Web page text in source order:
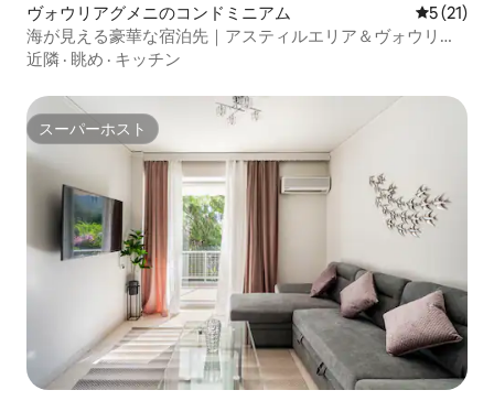
ヴォウリアグメニのコンドミニアム レビュー
5 (21)
海が見える豪華な宿泊先｜アスティルエリア＆ヴォウリア
グメニ中心部
近隣 · 眺め · キッチン
スーパーホスト
スーパーホスト